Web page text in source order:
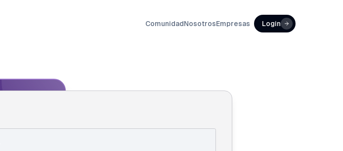
ComunidadNosotrosEmpresas Login